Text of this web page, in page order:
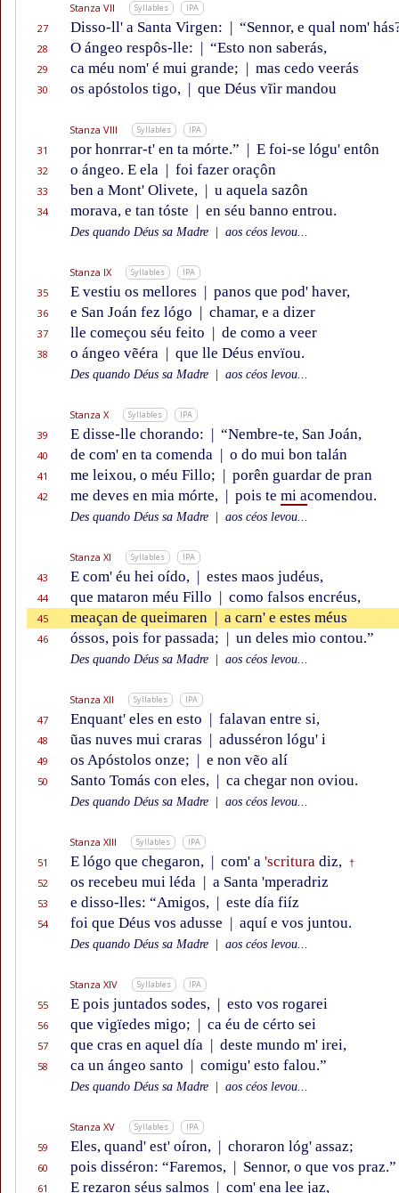
Stanza VII Syllables IPA
27 Disso-ll' a Santa Virgen: | “Sennor, e qual nom'
28 O ángeo respôs-lle: | “Esto non saberás,
29 ca méu nom' é mui grande; | mas cedo veerás
30 os apóstolos tigo, | que Déus vĩir mandou
Stanza VIII Syllables IPA
31 por honrrar-t' en ta mórte.” | E foi-se lógu' entôn
32 o ángeo. E ela | foi fazer oraçôn
33 ben a Mont' Olivete, | u aquela sazôn
34 morava, e tan tóste | en séu banno entrou.
Des quando Déus sa Madre aos céos levou...
Stanza IX Syllables IPA
35 E vestiu os mellores | panos que pod' haver,
36 e San Joán fez lógo | chamar, e a dizer
37 lle começou séu feito | de como a veer
38 o ángeo vẽéra | que lle Déus envïou.
Des quando Déus sa Madre aos céos levou...
Stanza X Syllables IPA
39 E disse-lle chorando: | “Nembre-te, San Joán,
40 de com' en ta comenda | o do mui bon talán
41 me leixou, o méu Fillo; | porên guardar de pran
42 me deves en mia mórte, | pois te mi acomendou.
Des quando Déus sa Madre aos céos levou...
Stanza XI Syllables IPA
43 E com' éu hei oído, | estes maos judéus,
44 que mataron méu Fillo | como falsos encréus,
45 meaçan de queimaren | a carn' e estes méus
46 óssos, pois for passada; | un deles mio contou.”
Des quando Déus sa Madre aos céos levou...
Stanza XII Syllables IPA
47 Enquant' eles en esto | falavan entre si,
48 ũas nuves mui craras | adusséron lógu' i
49 os Apóstolos onze; | e non vẽo alí
50 Santo Tomás con eles, | ca chegar non oviou.
Des quando Déus sa Madre aos céos levou...
Stanza XIII Syllables IPA
51 E lógo que chegaron, | com' a 'scritura diz, †
52 os recebeu mui léda | a Santa 'mperadriz
53 e disso-lles: “Amigos, | este día fiíz
54 foi que Déus vos adusse | aquí e vos juntou.
Des quando Déus sa Madre aos céos levou...
Stanza XIV Syllables IPA
55 E pois juntados sodes, | esto vos rogarei
56 que vigïedes migo; | ca éu de cérto sei
57 que cras en aquel día | deste mundo m' irei,
58 ca un ángeo santo | comigu' esto falou.”
Des quando Déus sa Madre aos céos levou...
Stanza XV Syllables IPA
59 Eles, quand' est' oíron, | choraron lóg' assaz;
60 pois disséron: “Faremos, | Sennor, o que vos praz.”
61 E rezaron séus salmos | com' ena lee jaz,